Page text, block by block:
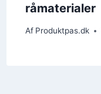
råmaterialer
Af Produktpas.dk